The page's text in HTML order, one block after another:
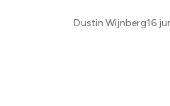
Posted
Dustin Wijnberg16